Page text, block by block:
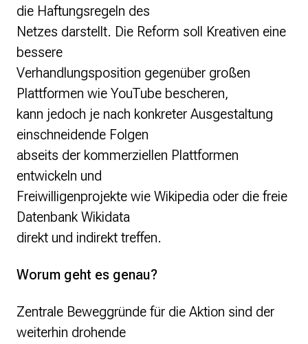
Unsere Werte
Strategie und Ziele
Ansprechpartner*innen
Jahresberichte
Transparenz
Presse
Suchanfrage
Suchen
Zum Inhalt überspringen
die Haftungsregeln des
Netzes darstellt. Die Reform soll Kreativen eine
bessere
Verhandlungsposition gegenüber großen
Plattformen wie YouTube bescheren,
kann jedoch je nach konkreter Ausgestaltung
einschneidende Folgen
abseits der kommerziellen Plattformen
entwickeln und
Freiwilligenprojekte wie Wikipedia oder die freie
Datenbank Wikidata
direkt und indirekt treffen.
Worum geht es genau?
Zentrale Beweggründe für die Aktion sind der
weiterhin drohende